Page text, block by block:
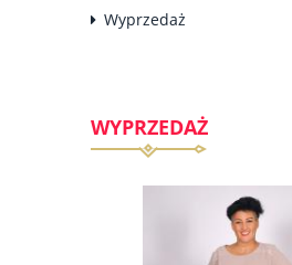
Wyprzedaż
WYPRZEDAŻ